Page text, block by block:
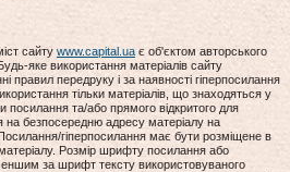
сайту www.capital.ua є об'єктом авторського
яке використання матеріалів сайту
правил передруку і за наявності гіперпосилання
тільки матеріалів, що знаходяться у
посилання та/або прямого відкритого для
на безпосередню адресу матеріалу на
гіперпосилання має бути розміщене в
Розмір шрифту посилання або
за шрифт тексту використовуваного